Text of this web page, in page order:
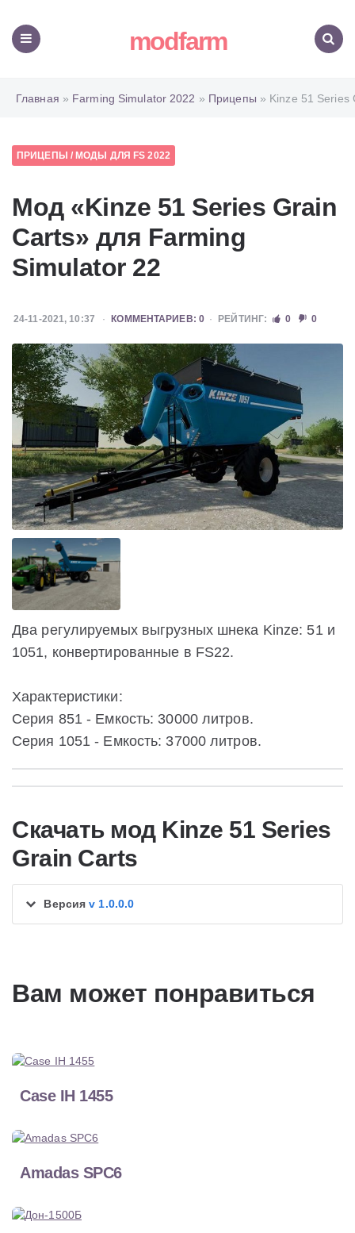
modfarm
Главная » Farming Simulator 2022 » Прицепы » Kinze 51 Series
ПРИЦЕПЫ / МОДЫ ДЛЯ FS 2022
Мод «Kinze 51 Series Grain
Carts» для Farming
Simulator 22
24-11-2021, 10:37 КОММЕНТАРИЕВ: 0 РЕЙТИНГ: 0 0
Два регулируемых выгрузных шнека Kinze: 51 и
1051, конвертированные в FS22.
Характеристики:
Серия 851 - Емкость: 30000 литров.
Серия 1051 - Емкость: 37000 литров.
Скачать мод Kinze 51 Series
Grain Carts
Версияv 1.0.0.0
Вам может понравиться
Case IH 1455
Amadas SPC6